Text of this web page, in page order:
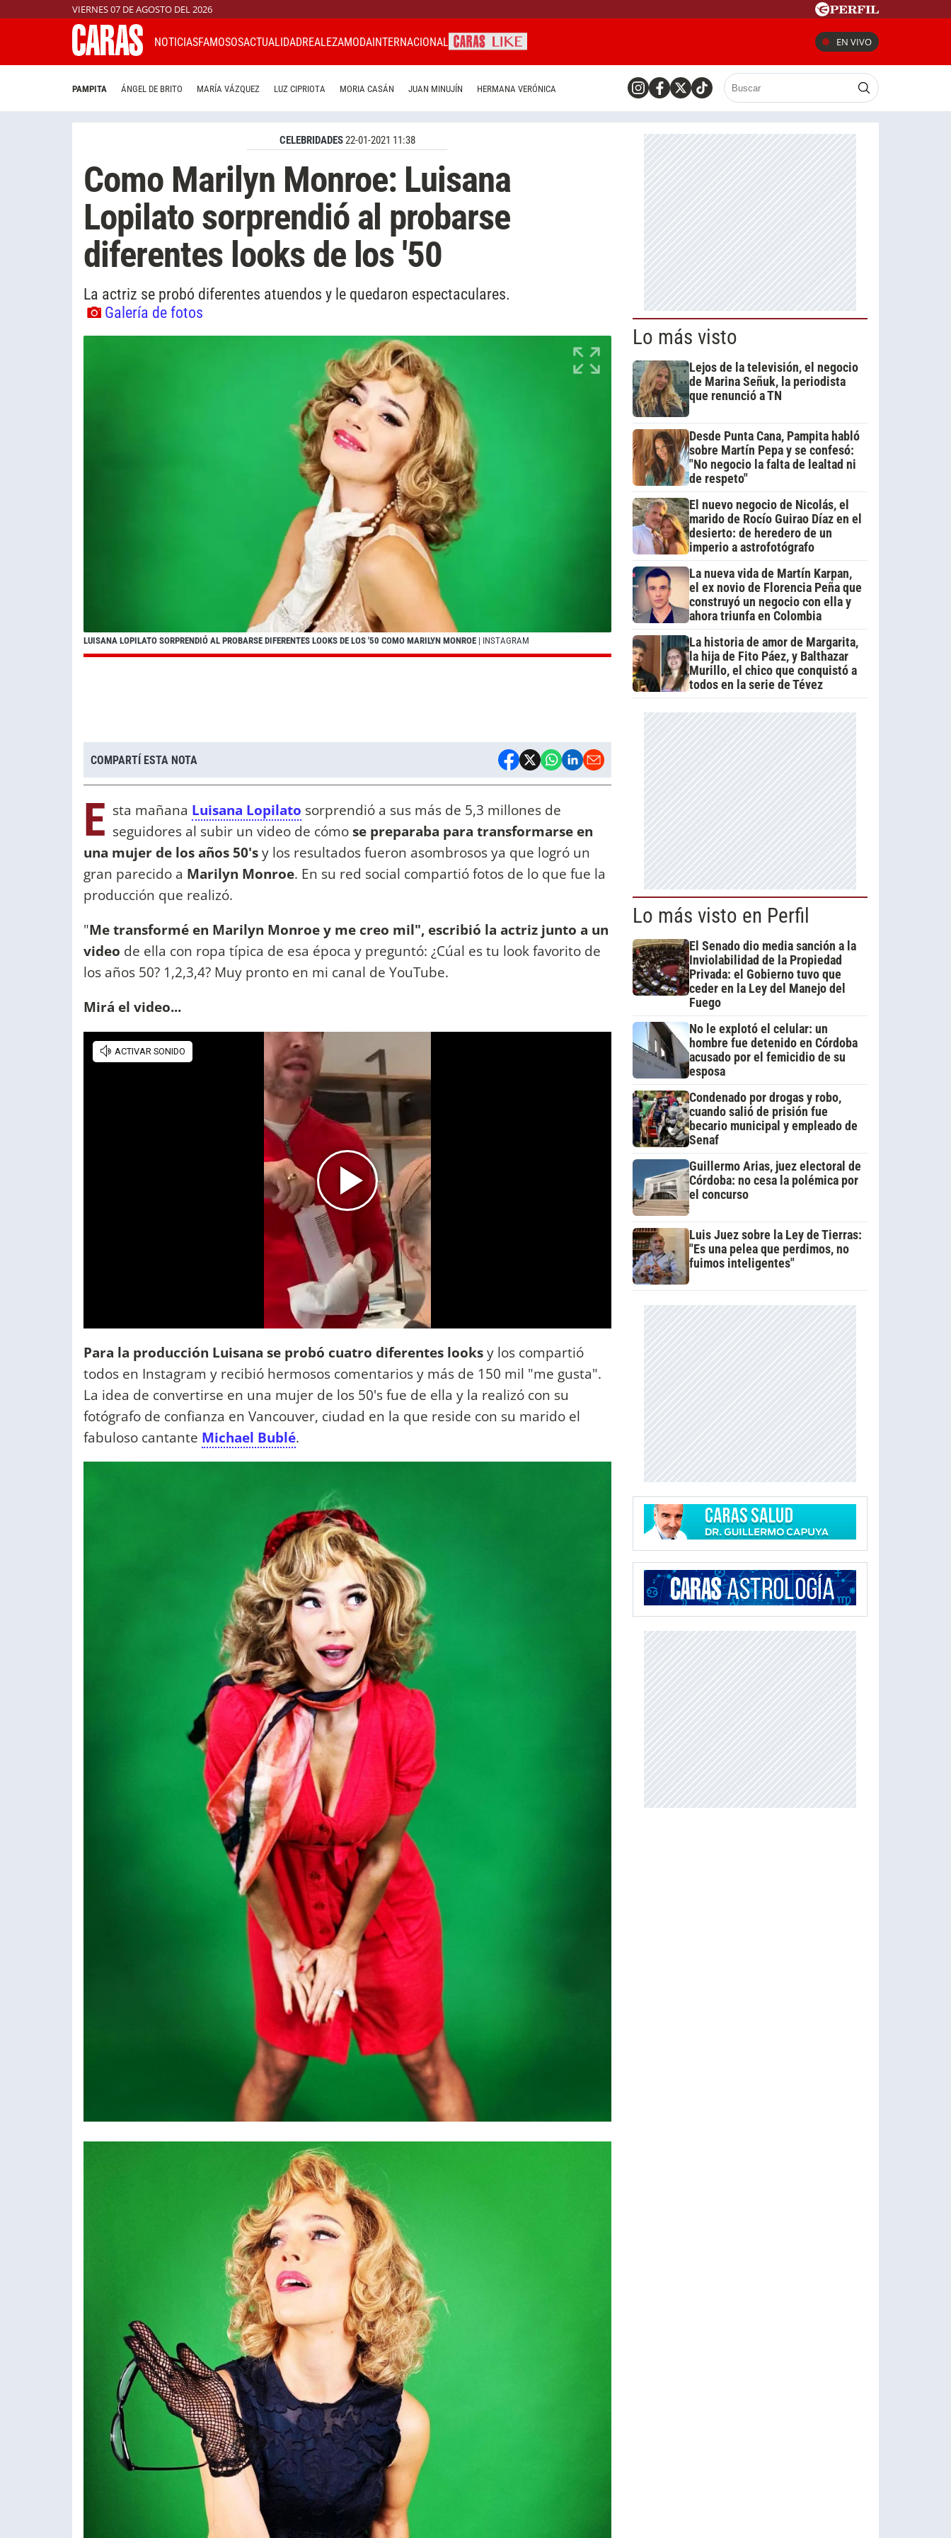
VIERNES 07 DE AGOSTO DEL 2026
NOTICIASFAMOSOSACTUALIDADREALEZAMODAINTERNACIONAL EN VIVO
PAMPITA ÁNGEL DE BRITO MARÍA VÁZQUEZ LUZ CIPRIOTA MORIA CASÁN JUAN MINUJÍN HERMANA VERÓNICA
CELEBRIDADES22-01-2021 11:38
Como Marilyn Monroe: Luisana
Lopilato sorprendió al probarse
diferentes looks de los '50
La actriz se probó diferentes atuendos y le quedaron espectaculares.
Galería de fotos
LUISANA LOPILATO SORPRENDIÓ AL PROBARSE DIFERENTES LOOKS DE LOS '50 COMO MARILYN MONROE | INSTAGRAM
COMPARTÍ ESTA NOTA
E sta mañana Luisana Lopilato sorprendió a sus más de 5,3 millones de
seguidores al subir un video de cómose preparaba para transformarse en
una mujer de los años 50'sy los resultados fueron asombrosos ya que logró un
gran parecido a Marilyn Monroe. En su red social compartió fotos de lo que fue la
producción que realizó.
"Me transformé en Marilyn Monroe y me creo mil", escribió la actriz junto a un
video de ella con ropa típica de esa época y preguntó: ¿Cúal es tu look favorito de
los años 50? 1,2,3,4? Muy pronto en mi canal de YouTube.
Mirá el video...
Para la producción Luisana se probó cuatro diferentes looksy los compartió
todos en Instagram y recibió hermosos comentarios y más de 150 mil "me gusta".
La idea de convertirse en una mujer de los 50's fue de ella y la realizó con su
fotógrafo de confianza en Vancouver, ciudad en la que reside con su marido el
fabuloso cantante Michael Bublé.
Lo más visto
Lejos de la televisión, el negocio
de Marina Señuk, la periodista
que renunció a TN
Desde Punta Cana, Pampita habló
sobre Martín Pepa y se confesó:
"No negocio la falta de lealtad ni
de respeto"
El nuevo negocio de Nicolás, el
marido de Rocío Guirao Díaz en el
desierto: de heredero de un
imperio a astrofotógrafo
La nueva vida de Martín Karpan,
el ex novio de Florencia Peña que
construyó un negocio con ella y
ahora triunfa en Colombia
La historia de amor de Margarita,
la hija de Fito Páez, y Balthazar
Murillo, el chico que conquistó a
todos en la serie de Tévez
Lo más visto en Perfil
El Senado dio media sanción a la
Inviolabilidad de la Propiedad
Privada: el Gobierno tuvo que
ceder en la Ley del Manejo del
Fuego
No le explotó el celular: un
hombre fue detenido en Córdoba
acusado por el femicidio de su
esposa
Condenado por drogas y robo,
cuando salió de prisión fue
becario municipal y empleado de
Senaf
Guillermo Arias, juez electoral de
Córdoba: no cesa la polémica por
el concurso
Luis Juez sobre la Ley de Tierras:
"Es una pelea que perdimos, no
fuimos inteligentes"